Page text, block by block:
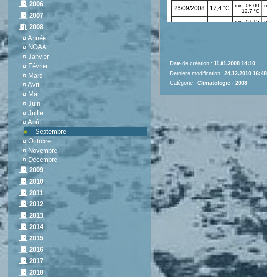
2006
2007
2008
¤ Année
¤ NOAA
¤ Janvier
¤ Février
¤ Mars
¤ Avril
¤ Mai
¤ Juin
¤ Juillet
¤Août
Septembre
¤ Octobre
¤ Novembre
¤ Décembre
2009
2010
2011
2012
2013
2014
2015
2016
2017
2018
Date de création : 11.01.2008 14:10
Dernière modification : 24.12.2010 16:48
Catégorie : Climatologie - 2008